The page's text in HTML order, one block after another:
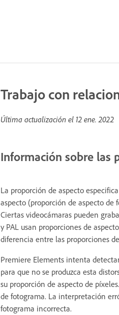
Trabajo con
Última actualización el 12 ene. 2022
Información sobre las
La proporción de aspecto
aspecto (proporción de aspecto de
Ciertas videocámaras pueden
y PAL usan proporciones de
diferencia entre las proporciones
Premiere Elements intenta
para que no se produzca esta
su proporción de aspecto de
de fotograma. La interpretación
fotograma incorrecta.